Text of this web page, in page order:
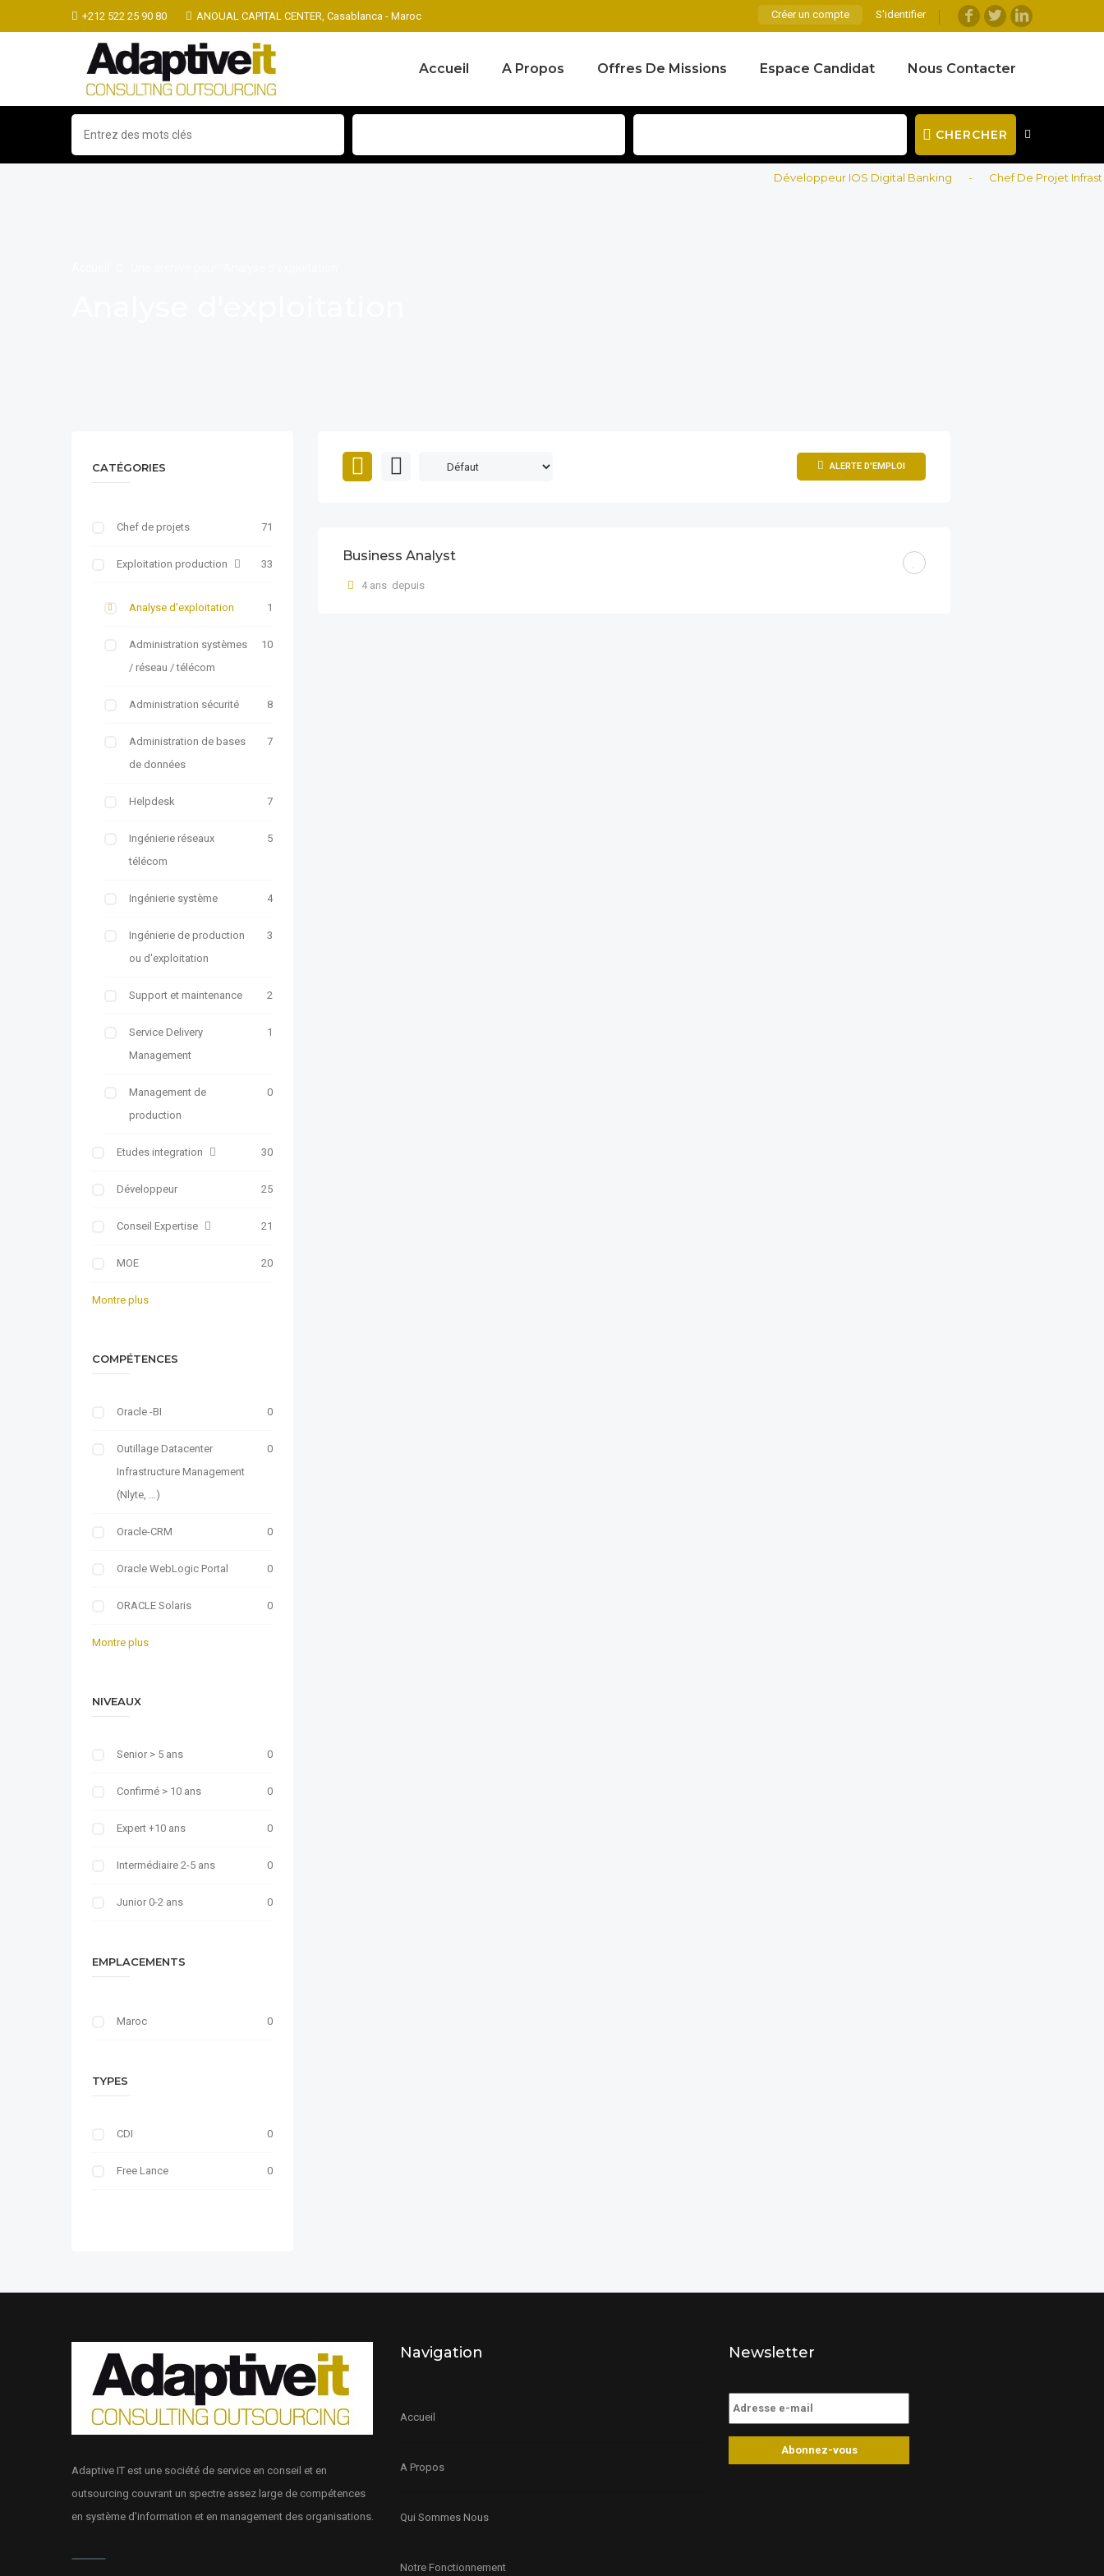
+212 522 25 90 80 ANOUAL CAPITAL CENTER, Casablanca - Maroc Créer un compte S'identifier
Accueil A Propos Offres De Missions Espace Candidat Nous Contacter
CHERCHER
Développeur IOS Digital Banking - Chef De Projet
CATÉGORIES
Chef de projets 71
Exploitation production 33
Analyse d'exploitation 1
Administration systèmes
/ réseau / télécom
10
Administration sécurité 8
Administration de bases
de données
7
Helpdesk 7
Ingénierie réseaux
télécom
5
Ingénierie système 4
Ingénierie de production
ou d'exploitation
3
Support et maintenance 2
Service Delivery
Management
1
Management de
production
0
Etudes integration 30
Développeur 25
Conseil Expertise 21
MOE 20
Montre plus
COMPÉTENCES
Oracle -BI 0
Outillage Datacenter
Infrastructure Management
(Nlyte, …)
0
Oracle-CRM 0
Oracle WebLogic Portal 0
ORACLE Solaris 0
Montre plus
NIVEAUX
Senior > 5 ans 0
Confirmé > 10 ans 0
Expert +10 ans 0
Intermédiaire 2-5 ans 0
Junior 0-2 ans 0
EMPLACEMENTS
Maroc 0
TYPES
CDI 0
Free Lance 0
ALERTE D'EMPLOI
Business Analyst
4 ans depuis
Adaptive IT est une société de service en conseil et en
outsourcing couvrant un spectre assez large de compétences
en système d'information et en management des organisations.
Navigation
Accueil
A Propos
Qui Sommes Nous
Notre Fonctionnement
Newsletter